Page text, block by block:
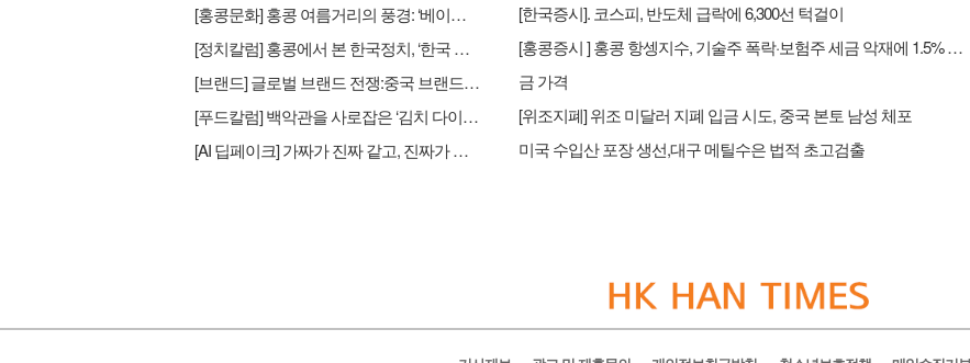
[홍콩문화] 홍콩 여름거리의 풍경: ‘베이징 비키니’
[정치칼럼] 홍콩에서 본 한국정치, ‘한국 정치인들의 싸움이 날마다 헤드라인’
[브랜드] 글로벌 브랜드 전쟁:중국 브랜드의 습격 스타벅스→럭킨커피
[푸드칼럼] 백악관을 사로잡은 ‘김치 다이어트’ : K-Food, 맛을 넘어 ‘헬스케어’로 진화하다
[AI 딥페이크] 가짜가 진짜 같고, 진짜가 가짜 같은 세상: AI 투명성 법제화의 시대
[한국증시]. 코스피, 반도체 급락에 6,300선 턱걸이
[홍콩증시 ] 홍콩 항셍지수, 기술주 폭락·보험주 세금 악재에 1.5% 하락
금 가격
[위조지폐] 위조 미달러 지폐 입금 시도, 중국 본토 남성 체포
미국 수입산 포장 생선,대구 메틸수은 법적 초고검출